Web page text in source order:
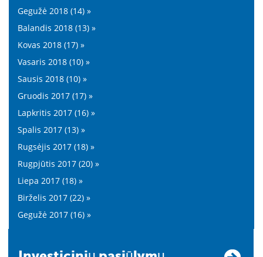
Gegužė 2018 (14) »
Balandis 2018 (13) »
Kovas 2018 (17) »
Vasaris 2018 (10) »
Sausis 2018 (10) »
Gruodis 2017 (17) »
Lapkritis 2017 (16) »
Spalis 2017 (13) »
Rugsėjis 2017 (18) »
Rugpjūtis 2017 (20) »
Liepa 2017 (18) »
Birželis 2017 (22) »
Gegužė 2017 (16) »